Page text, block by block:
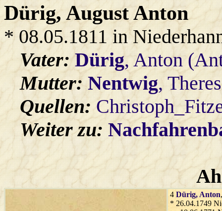
Dürig, August Anton
* 08.05.1811 in
Vater:Dürig, Anton
Mutter:Nentwig,
Quellen:
Weiter zu:
4 Dürig, Anton
* 26.04.1749